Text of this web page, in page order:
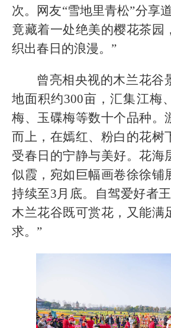
次。网友“雪地里青松”分享
竟藏着一处绝美的樱花茶园
织出春日的浪漫。”
曾亮相央视的木兰花谷
地面积约300亩，汇集江梅
梅、玉碟梅等数十个品种。
而上，在嫣红、粉白的花树
受春日的宁静与美好。花海
似霞，宛如巨幅画卷徐徐铺
持续至3月底。自驾爱好者
木兰花谷既可赏花，又能满
求。”